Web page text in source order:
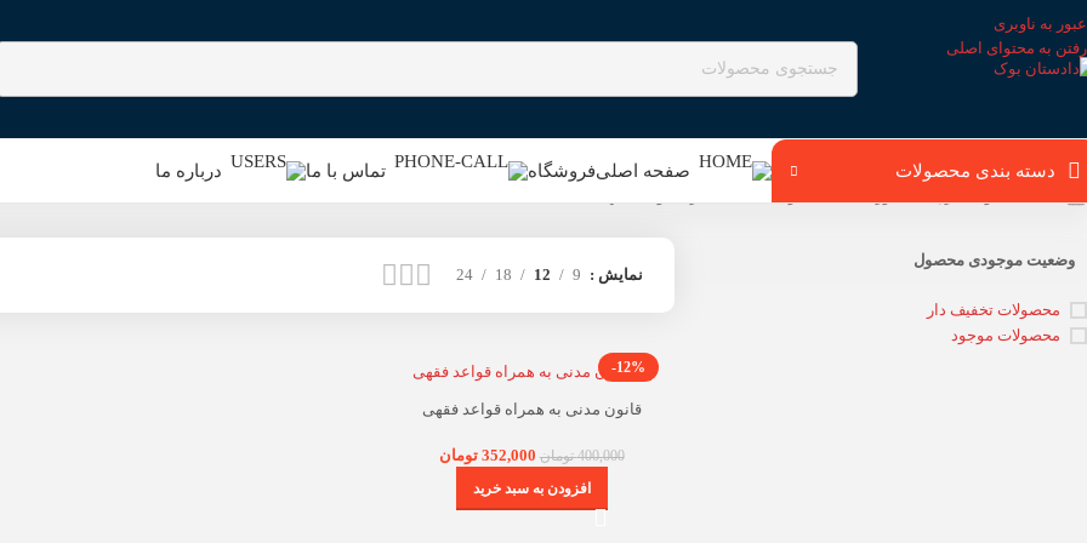
عبور به ناوبری
رفتن به محتوای اصلی
دسته بندی محصولات صفحه اصلیفروشگاه تماس با ما درباره ما
وضعیت موجودی محصول
محصولات تخفیف دار
محصولات موجود
نمایش 9
12
18
24
-12%
قانون مدنی به همراه قواعد فقهی
400,000 تومان 352,000 تومان
افزودن به سبد خرید